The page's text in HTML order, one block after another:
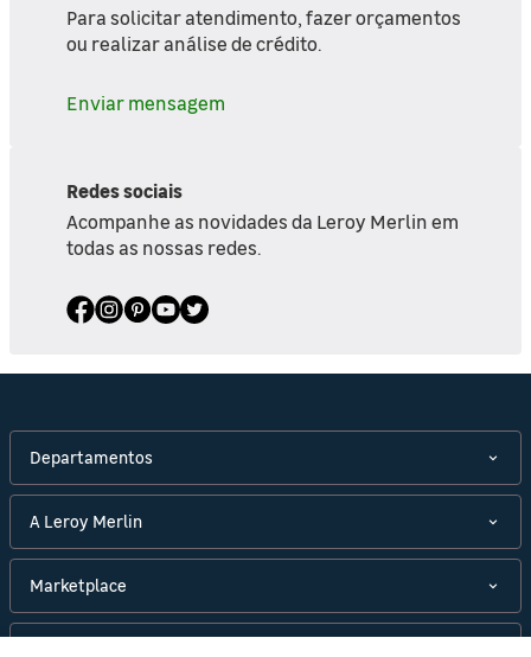
Para solicitar atendimento, fazer orçamentos
ou realizar análise de crédito.
Enviar mensagem
Redes sociais
Acompanhe as novidades da Leroy Merlin em
todas as nossas redes.
Departamentos
A Leroy Merlin
Marketplace